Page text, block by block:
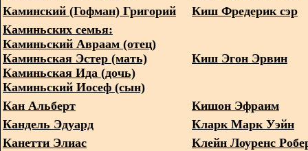
Каминский (Гофман) Григорий
Киш Фредерик сэр
Каминьских семья:
Каминьский Авраам (отец)
Каминьская Эстер (мать)
Каминьская Ида (дочь)
Каминьский Иосеф (сын)
Киш Эгон Эрвин
Кан Альберт
Кишон Эфраим
Кандель Эдуард
Кларк Марк Уэйн
Канетти Элиас
Клейн Лоуренс